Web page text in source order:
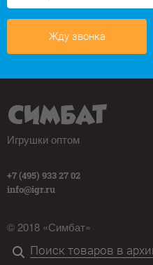
Жду звонка
Игрушки оптом
+7 (495) 933 27 02
info@igr.ru
© 2018 «Симбат»